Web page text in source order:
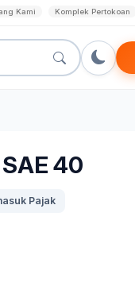
Kami Komplek Pertokoan
40
Pajak